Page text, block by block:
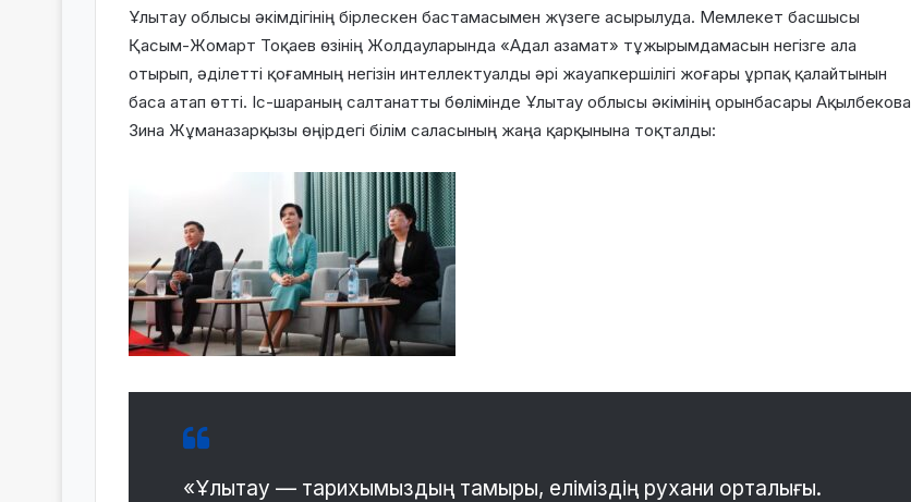
Ұлытау облысы әкімдігінің бірлескен бастамасымен жүзеге асырылуда. Мемлекет басшысы
Қасым-Жомарт Тоқаев өзінің Жолдауларында «Адал азамат» тұжырымдамасын негізге ала
отырып, әділетті қоғамның негізін интеллектуалды әрі жауапкершілігі жоғары ұрпақ қалайтынын
баса атап өтті. Іс-шараның салтанатты бөлімінде Ұлытау облысы әкімінің орынбасары Ақылбекова
Зина Жұманазарқызы өңірдегі білім саласының жаңа қарқынына тоқталды:
«Ұлытау — тарихымыздың тамыры, еліміздің рухани орталығы.